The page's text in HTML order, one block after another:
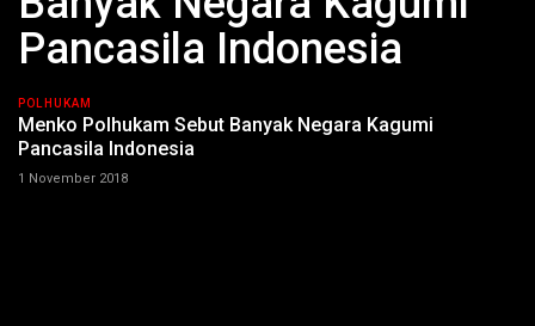
Pancasila Indonesia
POLHUKAM
Menko Polhukam Sebut Banyak Negara Kagumi
Pancasila Indonesia
1 November 2018